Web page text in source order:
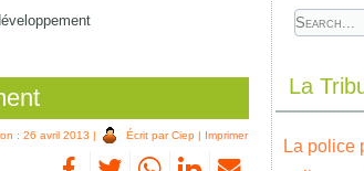
: 26 avril 2013 | Écrit par Ciep | Imprimer
La
La police